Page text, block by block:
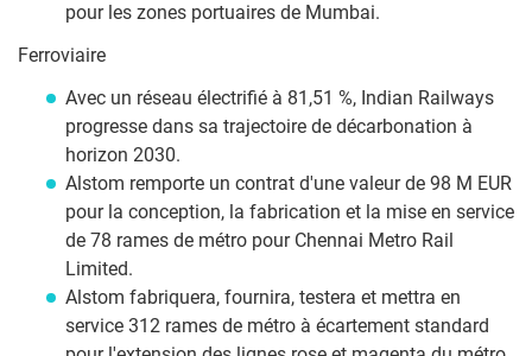
pour les zones portuaires de Mumbai.
Ferroviaire
Avec un réseau électrifié à 81,51 %, Indian Railways
progresse dans sa trajectoire de décarbonation à
horizon 2030.
Alstom remporte un contrat d'une valeur de 98 M EUR
pour la conception, la fabrication et la mise en service
de 78 rames de métro pour Chennai Metro Rail
Limited.
Alstom fabriquera, fournira, testera et mettra en
service 312 rames de métro à écartement standard